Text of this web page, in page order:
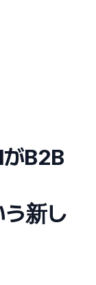
B2B
新し